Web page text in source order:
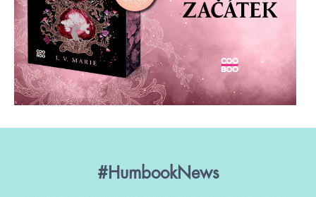
#HumbookNews